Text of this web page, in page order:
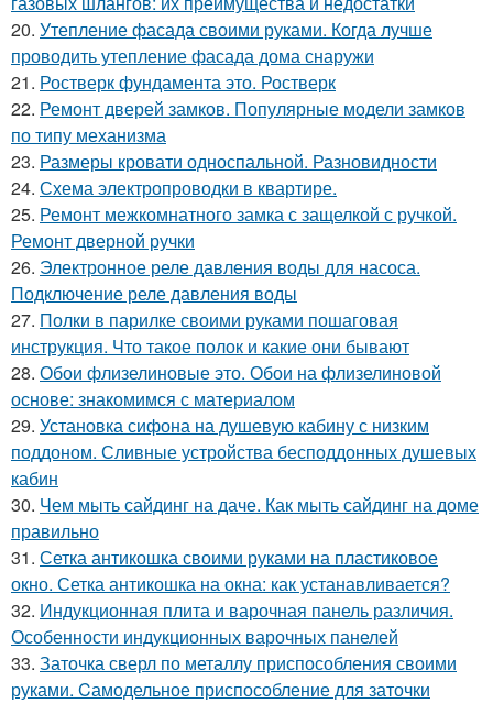
20. Утепление фасада своими руками. Когда лучше
проводить утепление фасада дома снаружи
21. Ростверк фундамента это. Ростверк
22. Ремонт дверей замков. Популярные модели замков
по типу механизма
23. Размеры кровати односпальной. Разновидности
24. Схема электропроводки в квартире.
25. Ремонт межкомнатного замка с защелкой с ручкой.
Ремонт дверной ручки
26. Электронное реле давления воды для насоса.
Подключение реле давления воды
27. Полки в парилке своими руками пошаговая
инструкция. Что такое полок и какие они бывают
28. Обои флизелиновые это. Обои на флизелиновой
основе: знакомимся с материалом
29. Установка сифона на душевую кабину с низким
поддоном. Сливные устройства бесподдонных душевых
кабин
30. Чем мыть сайдинг на даче. Как мыть сайдинг на доме
правильно
31. Сетка антикошка своими руками на пластиковое
окно. Сетка антикошка на окна: как устанавливается?
32. Индукционная плита и варочная панель различия.
Особенности индукционных варочных панелей
33. Заточка сверл по металлу приспособления своими
руками. Cамодельное приспособление для заточки